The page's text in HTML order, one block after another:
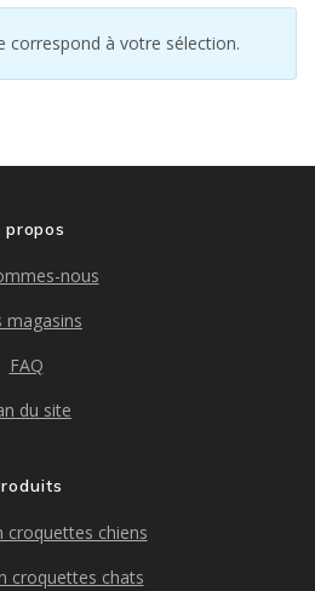
correspond à votre sélection.
propos
nous
magasins
FAQ
du site
croquettes chiens
croquettes chats